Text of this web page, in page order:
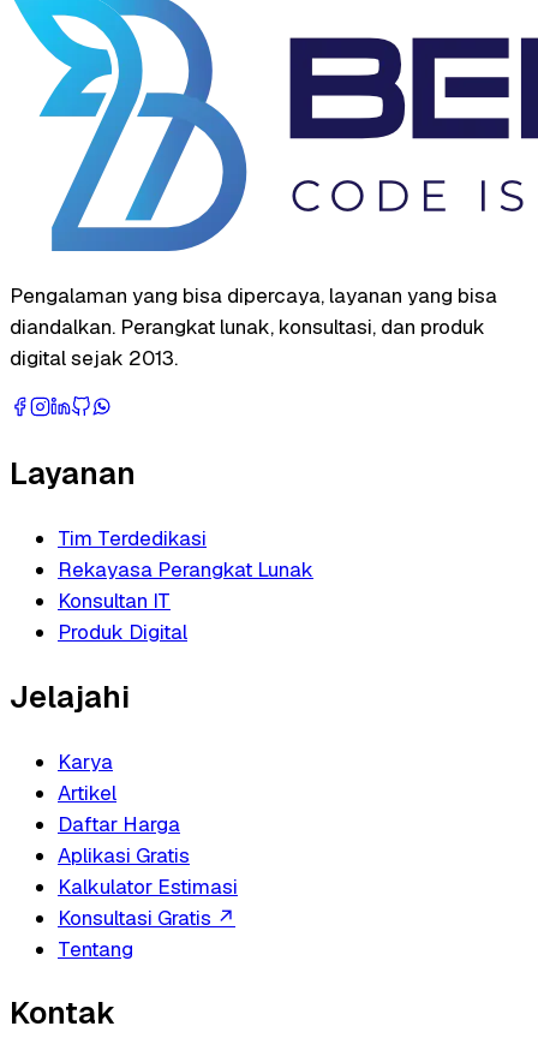
Pengalaman yang bisa dipercaya, layanan yang bisa
diandalkan. Perangkat lunak, konsultasi, dan produk
digital sejak 2013.
Layanan
Tim Terdedikasi
Rekayasa Perangkat Lunak
Konsultan IT
Produk Digital
Jelajahi
Karya
Artikel
Daftar Harga
Aplikasi Gratis
Kalkulator Estimasi
Konsultasi Gratis ↗
Tentang
Kontak